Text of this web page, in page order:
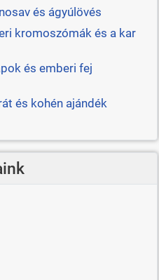
és ágyúlövés
kromoszómák és a kar
és emberi fej
és kohén ajándék